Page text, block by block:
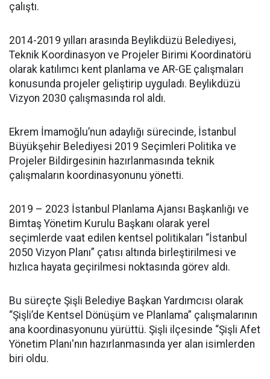
çalıştı.
2014-2019 yılları arasında Beylikdüzü Belediyesi,
Teknik Koordinasyon ve Projeler Birimi Koordinatörü
olarak katılımcı kent planlama ve AR-GE çalışmaları
konusunda projeler geliştirip uyguladı. Beylikdüzü
Vizyon 2030 çalışmasında rol aldı.
Ekrem İmamoğlu’nun adaylığı sürecinde, İstanbul
Büyükşehir Belediyesi 2019 Seçimleri Politika ve
Projeler Bildirgesinin hazırlanmasında teknik
çalışmaların koordinasyonunu yönetti.
2019 – 2023 İstanbul Planlama Ajansı Başkanlığı ve
Bimtaş Yönetim Kurulu Başkanı olarak yerel
seçimlerde vaat edilen kentsel politikaları “İstanbul
2050 Vizyon Planı” çatısı altında birleştirilmesi ve
hızlıca hayata geçirilmesi noktasında görev aldı.
Bu süreçte Şişli Belediye Başkan Yardımcısı olarak
“Şişli’de Kentsel Dönüşüm ve Planlama” çalışmalarının
ana koordinasyonunu yürüttü. Şişli ilçesinde “Şişli Afet
Yönetim Planı'nın hazırlanmasında yer alan isimlerden
biri oldu.